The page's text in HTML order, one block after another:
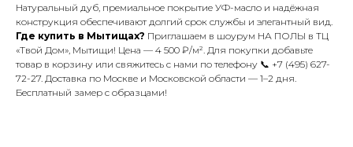
Натуральный дуб, премиальное покрытие УФ-масло и надёжная
конструкция обеспечивают долгий срок службы и элегантный вид.
Где купить в Мытищах? Приглашаем в шоурум НА ПОЛЫ в ТЦ
«Твой Дом», Мытищи! Цена — 4 500 ₽/м². Для покупки добавьте
товар в корзину или свяжитесь с нами по телефону 📞 +7 (495) 627-
72-27. Доставка по Москве и Московской области — 1–2 дня.
Бесплатный замер с образцами!